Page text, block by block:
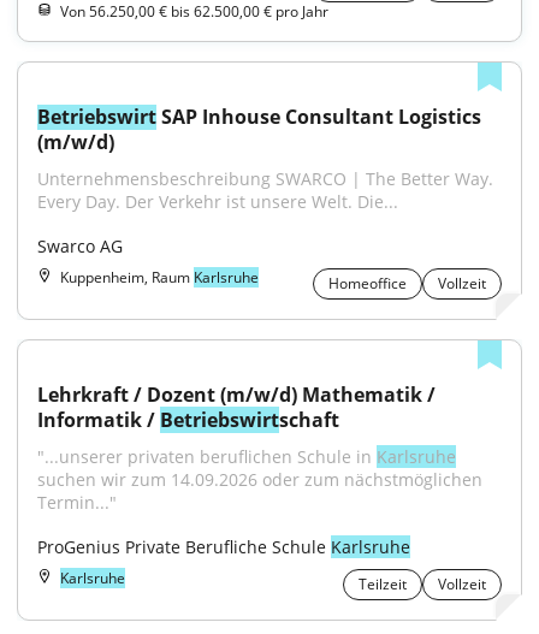
Von 56.250,00 € bis 62.500,00 € pro Jahr
Betriebswirt SAP Inhouse Consultant Logistics
(m/w/d)
Unternehmensbeschreibung SWARCO | The Better Way.
Every Day. Der Verkehr ist unsere Welt. Die...
Swarco AG
Kuppenheim, Raum Karlsruhe Homeoffice Vollzeit
Lehrkraft / Dozent (m/w/d) Mathematik /
Informatik / Betriebswirtschaft
"...unserer privaten beruflichen Schule in Karlsruhe
suchen wir zum 14.09.2026 oder zum nächstmöglichen
Termin..."
ProGenius Private Berufliche Schule Karlsruhe
Karlsruhe Teilzeit Vollzeit